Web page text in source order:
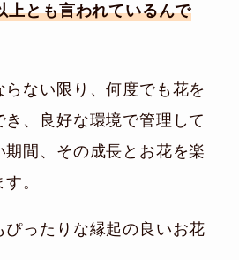
上とも言われているんで
ない限り、何度でも花を
、良好な環境で管理して
期間、その成長とお花を楽
。
ぴったりな縁起の良いお花